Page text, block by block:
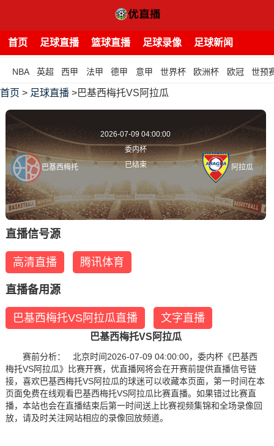
首页 足球直播 篮球直播 足球录像 足球新闻
NBA 英超 西甲 法甲 德甲 意甲 世界杯 欧洲杯 欧冠 世预
首页 > 足球直播 >巴基西梅托VS阿拉瓜
巴基西梅托
2026-07-09 04:00:00
委内杯
已结束
阿拉瓜
直播信号源
高清直播 腾讯体育
直播备用源
巴基西梅托VS阿拉瓜直播 文字直播
巴基西梅托VS阿拉瓜
赛前分析： 北京时间2026-07-09 04:00:00，委内杯《巴基西
梅托VS阿拉瓜》比赛开赛，优直播网将会在开赛前提供直播信号链
接，喜欢巴基西梅托VS阿拉瓜的球迷可以收藏本页面，第一时间在本
页面免费在线观看巴基西梅托VS阿拉瓜比赛直播。如果错过比赛直
播，本站也会在直播结束后第一时间送上比赛视频集锦和全场录像回
放，请及时关注网站相应的录像回放频道。